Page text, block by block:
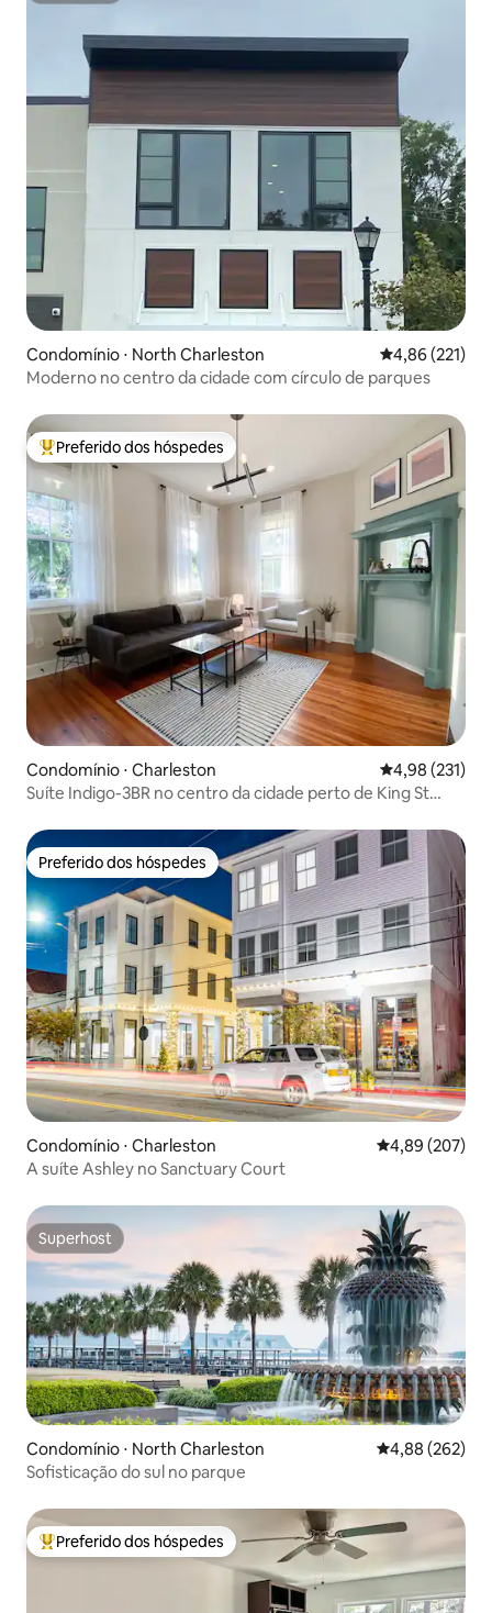
Condomínio ⋅ North Charleston 4,86 de uma
4,86 (221)
Moderno no centro da cidade com círculo de parques
Entre os melhores preferidos dos hóspedes
Preferido dos hóspedes
Condomínio ⋅ Charleston 4,98 de uma
4,98 (231)
Suíte Indigo-3BR no centro da cidade perto de King St
Preferido dos hóspedes
Preferido dos hóspedes
Condomínio ⋅ Charleston 4,89 de uma
4,89 (207)
A suíte Ashley no Sanctuary Court
Superhost
Superhost
Condomínio ⋅ North Charleston 4,88 de uma
4,88 (262)
Sofisticação do sul no parque
Entre os melhores preferidos dos hóspedes
Preferido dos hóspedes